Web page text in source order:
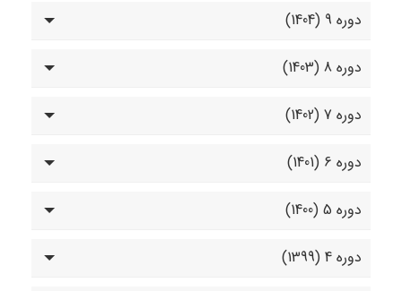
دوره 9 (1404)
دوره 8 (1403)
دوره 7 (1402)
دوره 6 (1401)
دوره 5 (1400)
دوره 4 (1399)